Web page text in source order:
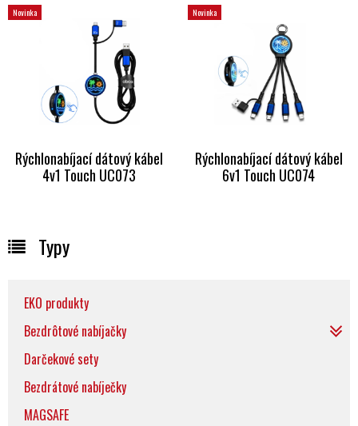
Novinka
Rýchlonabíjací dátový kábel
4v1 Touch UC073
Novinka
Rýchlonabíjací dátový kábel
6v1 Touch UC074
Typy
EKO produkty
Bezdrôtové nabíjačky
Darčekové sety
Bezdrátové nabíječky
MAGSAFE